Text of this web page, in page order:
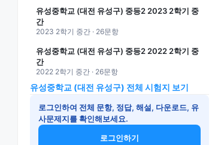
유성중학교 (대전 유성구) 중등2 2023 2학기 중
간
2023 2학기 중간 · 26문항
유성중학교 (대전 유성구) 중등2 2022 2학기 중
간
2022 2학기 중간 · 26문항
유성중학교 (대전 유성구) 전체 시험지 보기
로그인하여 전체 문항, 정답, 해설, 다운로드, 유
사문제지를 확인해보세요.
로그인하기